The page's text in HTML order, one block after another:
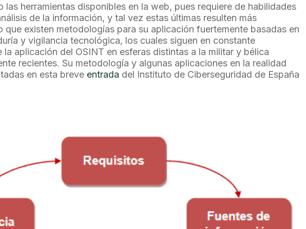
las herramientas disponibles en la web, pues requiere de habilidades
de la información, y tal vez estas últimas resulten más
que existen metodologías para su aplicación fuertemente basadas en
y vigilancia tecnológica, los cuales siguen en constante
la aplicación del OSINT en esferas distintas a la militar y bélica
recientes. Su metodología y algunas aplicaciones en la realidad
en esta breve entrada del Instituto de Ciberseguridad de España